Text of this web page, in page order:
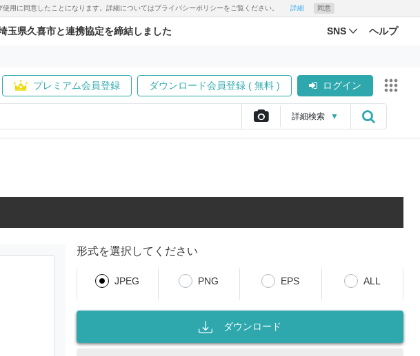
用に同意したことになります。詳細についてはプライバシーポリシーをご覧ください。 詳細 同意
玉県久喜市と連携協定を締結しました SNS ヘルプ
プレミアム会員登録 ダウンロード会員登録 ( 無料 ) ログイン
詳細検索 ▼
形式を選択してください
JPEG PNG EPS ALL
ダウンロード